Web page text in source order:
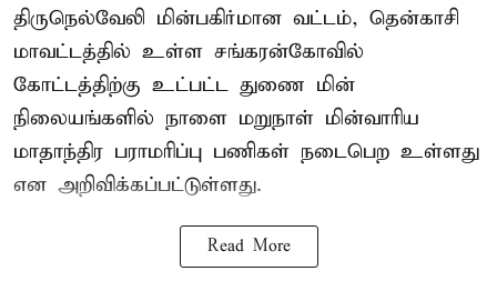
திருநெல்வேலி மின்பகிர்மான வட்டம், தென்காசி
மாவட்டத்தில் உள்ள சங்கரன்கோவில்
கோட்டத்திற்கு உட்பட்ட துணை மின்
நிலையங்களில் நாளை மறுநாள் மின்வாரிய
மாதாந்திர பராமரிப்பு பணிகள் நடைபெற உள்ளது
என அறிவிக்கப்பட்டுள்ளது.
Read More